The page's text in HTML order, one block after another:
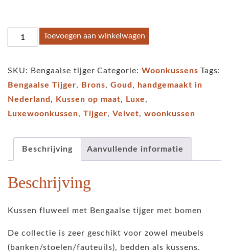
Kussen
Bengaalse
bomen
Toevoegen aan winkelwagen
SKU: Bengaalse tijger Categorie: Woonkussens Tags:
Bengaalse Tijger, Brons, Goud ,
handgemaakt in
Nederland , Kussen op maat, Luxe,
Luxewoonkussen, Tijger, Velvet, woonkussen
Beschrijving Aanvullende informatie
Beschrijving
Kussen fluweel met Bengaalse tijger met bomen
De collectie is zeer geschikt voor zowel meubels
(banken/stoelen/fauteuils), bedden als kussens.